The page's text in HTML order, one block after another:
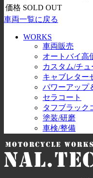
価格 SOLD OUT
車両一覧に戻る
WORKS
車両販売
オートバイ高
カスタム/チ
キャブレター
パワーアップ
セラコート
タフブラック
塗装/研磨
車検/整備